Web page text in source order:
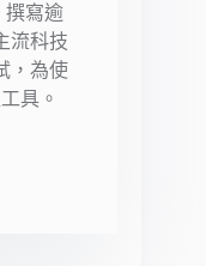
撰寫逾
流科技
，為使
具。